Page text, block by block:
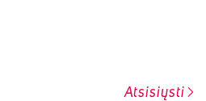
Atsisiųsti